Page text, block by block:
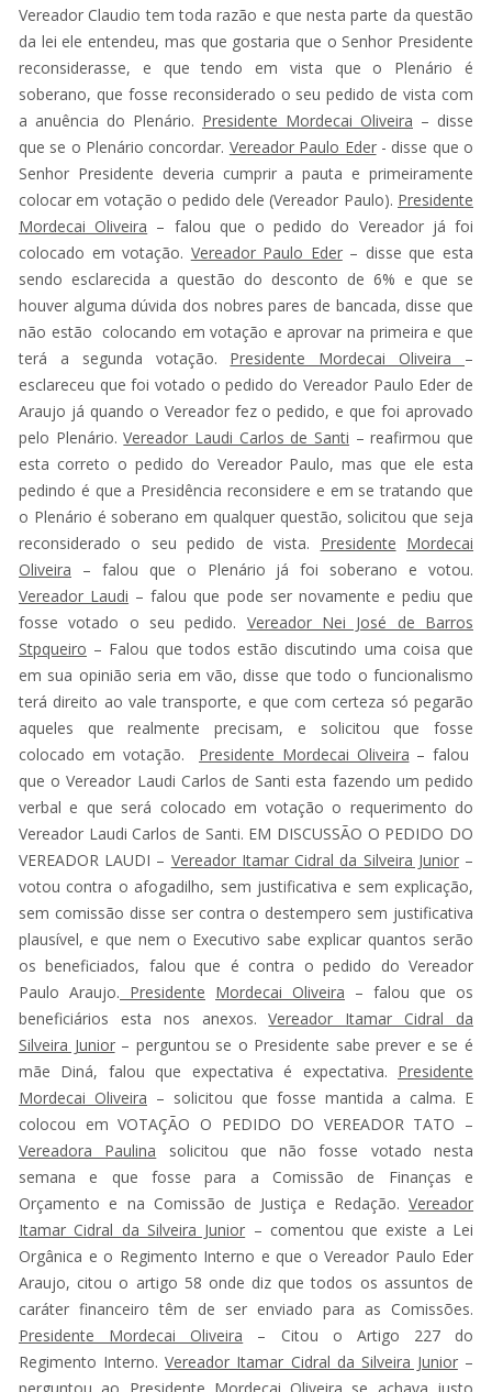
Vereador Claudio tem toda razão e que nesta parte da questão
da lei ele entendeu, mas que gostaria que o Senhor Presidente
reconsiderasse, e que tendo em vista que o Plenário é
soberano, que fosse reconsiderado o seu pedido de vista com
a anuência do Plenário. Presidente Mordecai Oliveira – disse
que se o Plenário concordar. Vereador Paulo Eder- disse que o
Senhor Presidente deveria cumprir a pauta e primeiramente
colocar em votação o pedido dele (Vereador Paulo). Presidente
Mordecai Oliveira – falou que o pedido do Vereador já foi
colocado em votação. Vereador Paulo Eder– disse que esta
sendo esclarecida a questão do desconto de 6% e que se
houver alguma dúvida dos nobres pares de bancada, disse que
não estão colocando em votação e aprovar na primeira e que
terá a segunda votação. Presidente Mordecai Oliveira –
esclareceu que foi votado o pedido do Vereador Paulo Eder de
Araujo já quando o Vereador fez o pedido, e que foi aprovado
pelo Plenário.Vereador Laudi Carlos de Santi – reafirmou que
esta correto o pedido do Vereador Paulo, mas que ele esta
pedindo é que a Presidência reconsidere e em se tratando que
o Plenário é soberano em qualquer questão, solicitou que seja
reconsiderado o seu pedido de vista. Presidente Mordecai
Oliveira – falou que o Plenário já foi soberano e votou.
Vereador Laudi – falou que pode ser novamente e pediu que
fosse votado o seu pedido. Vereador Nei José de Barros
Stpqueiro – Falou que todos estão discutindo uma coisa que
em sua opinião seria em vão, disse que todo o funcionalismo
terá direito ao vale transporte, e que com certeza só pegarão
aqueles que realmente precisam, e solicitou que fosse
colocado em votação. Presidente Mordecai Oliveira – falou
que o Vereador Laudi Carlos de Santi esta fazendo um pedido
verbal e que será colocado em votação o requerimento do
Vereador Laudi Carlos de Santi. EM DISCUSSÃO O PEDIDO DO
VEREADOR LAUDI – Vereador Itamar Cidral da Silveira Junior–
votou contra o afogadilho, sem justificativa e sem explicação,
sem comissão disse ser contra o destempero sem justificativa
plausível, e que nem o Executivo sabe explicar quantos serão
os beneficiados, falou que é contra o pedido do Vereador
Paulo Araujo. Presidente Mordecai Oliveira – falou que os
beneficiários esta nos anexos.Vereador Itamar Cidral da
Silveira Junior– perguntou se o Presidente sabe prever e se é
mãe Diná, falou que expectativa é expectativa. Presidente
Mordecai Oliveira – solicitou que fosse mantida a calma. E
colocou em VOTAÇÃO O PEDIDO DO VEREADOR TATO –
Vereadora Paulina solicitou que não fosse votado nesta
semana e que fosse para a Comissão de Finanças e
Orçamento e na Comissão de Justiça e Redação. Vereador
Itamar Cidral da Silveira Junior – comentou que existe a Lei
Orgânica e o Regimento Interno e que o Vereador Paulo Eder
Araujo, citou o artigo 58 onde diz que todos os assuntos de
caráter financeiro têm de ser enviado para as Comissões.
Presidente Mordecai Oliveira – Citou o Artigo 227 do
Regimento Interno.Vereador Itamar Cidral da Silveira Junior–